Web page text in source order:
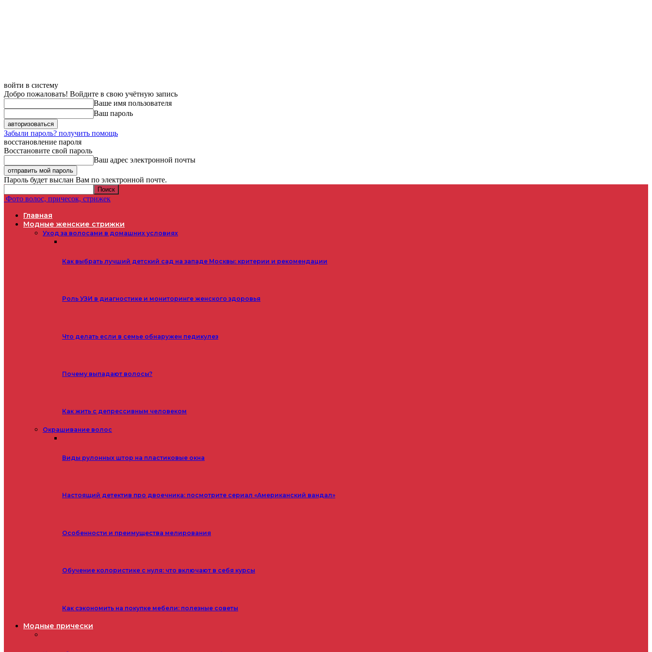
войти в систему
Добро пожаловать! Войдите в свою учётную запись
Ваше имя пользователя
Ваш пароль
Забыли пароль? получить помощь
восстановление пароля
Восстановите свой пароль
Ваш адрес электронной почты
Пароль будет выслан Вам по электронной почте.
Фото волос, причесок, стрижек
Главная
Модные женские стрижки
Уход за волосами в домашних условиях
Как выбрать лучший детский сад на западе Москвы: критерии и рекомендации
Роль УЗИ в диагностике и мониторинге женского здоровья
Что делать если в семье обнаружен педикулез
Почему выпадают волосы?
Как жить с депрессивным человеком
Окрашивание волос
Виды рулонных штор на пластиковые окна
Настоящий детектив про двоечника: посмотрите сериал «Американский вандал»
Особенности и преимущества мелирования
Обучение колористике с нуля: что включают в себя курсы
Как сэкономить на покупке мебели: полезные советы
Модные прически